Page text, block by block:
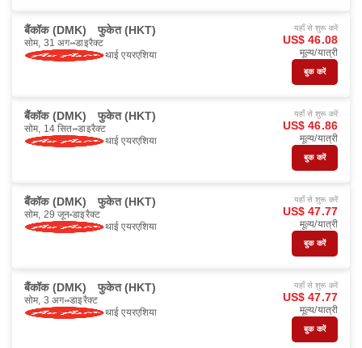
बैंकॉक (DMK) फुकेत (HKT)
सोम, 31 अग॰ डाइरैक्ट
थाई एयरएशिया
यहाँ से शुरू करें
US$ 46.08
मूल्य/यात्री
बुक करें
बैंकॉक (DMK) फुकेत (HKT)
सोम, 14 सित॰ डाइरैक्ट
थाई एयरएशिया
यहाँ से शुरू करें
US$ 46.86
मूल्य/यात्री
बुक करें
बैंकॉक (DMK) फुकेत (HKT)
सोम, 29 जून डाइरैक्ट
थाई एयरएशिया
यहाँ से शुरू करें
US$ 47.77
मूल्य/यात्री
बुक करें
बैंकॉक (DMK) फुकेत (HKT)
सोम, 3 अग॰ डाइरैक्ट
थाई एयरएशिया
यहाँ से शुरू करें
US$ 47.77
मूल्य/यात्री
बुक करें